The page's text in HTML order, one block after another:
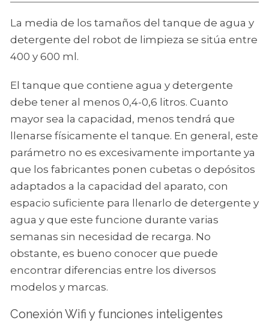
La media de los tamaños del tanque de agua y
detergente del robot de limpieza se sitúa entre
400 y 600 ml.
El tanque que contiene agua y detergente
debe tener al menos 0,4-0,6 litros. Cuanto
mayor sea la capacidad, menos tendrá que
llenarse físicamente el tanque. En general, este
parámetro no es excesivamente importante ya
que los fabricantes ponen cubetas o depósitos
adaptados a la capacidad del aparato, con
espacio suficiente para llenarlo de detergente y
agua y que este funcione durante varias
semanas sin necesidad de recarga. No
obstante, es bueno conocer que puede
encontrar diferencias entre los diversos
modelos y marcas.
Conexión Wifi y funciones inteligentes